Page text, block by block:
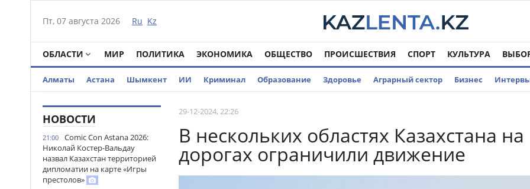
Пт, 07 августа 2026 Ru Kz
ОБЛАСТИ МИР ПОЛИТИКА ЭКОНОМИКА ОБЩЕСТВО ПРОИСШЕСТВИЯ СПОРТ КУЛЬТУРА
Алматы Астана Шымкент ИИ Криминал Образование Здоровье Аграрный сектор Бизнес
НОВОСТИ
21:00
Comic Con Astana 2026:
Николай Костер-Вальдау
назвал Казахстан территорией
дипломатии на карте «Игры
престолов»
29-12-2024, 22:26
В нескольких областях Казахстана на
дорогах ограничили движение